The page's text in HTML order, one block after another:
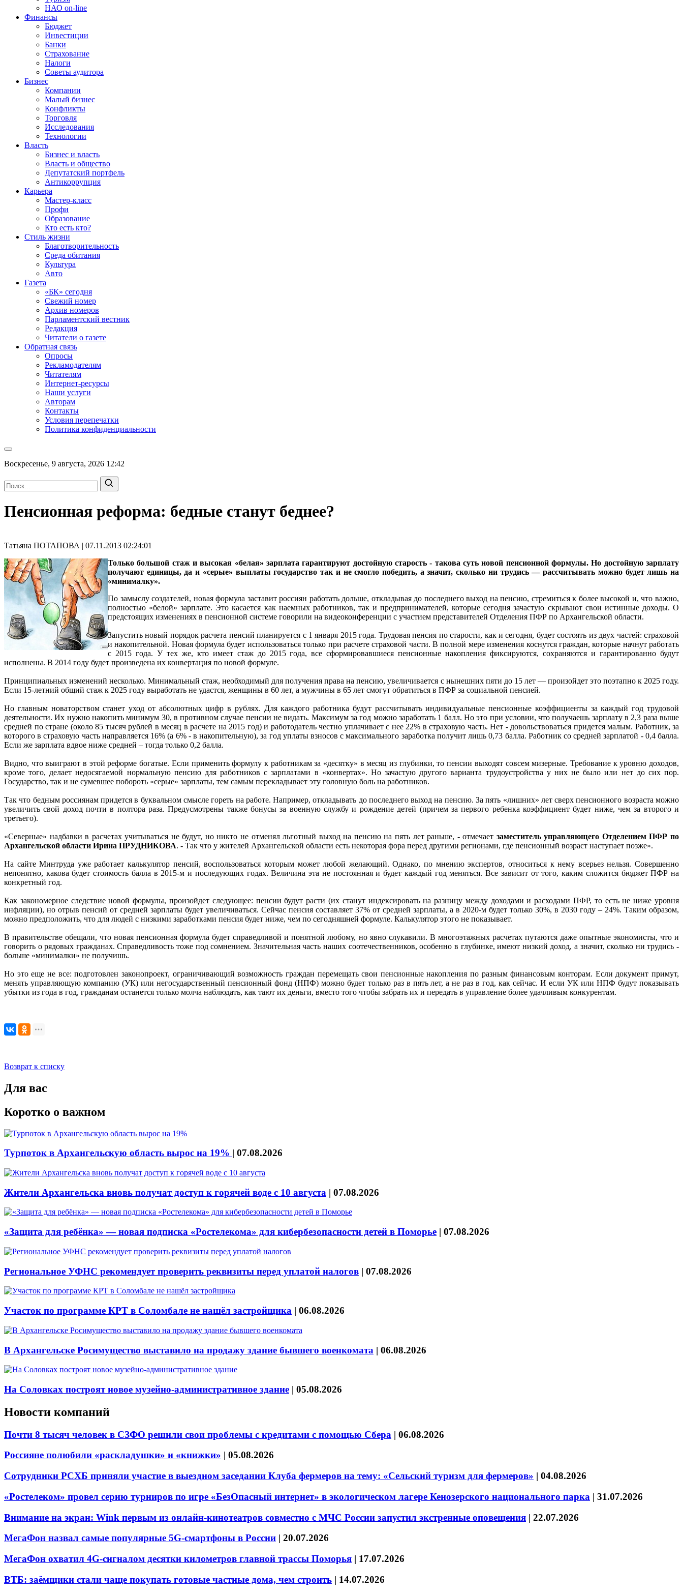
НАО on-line
Финансы
Бюджет
Инвестиции
Банки
Страхование
Налоги
Советы аудитора
Бизнес
Компании
Малый бизнес
Конфликты
Торговля
Исследования
Технологии
Власть
Бизнес и власть
Власть и общество
Депутатский портфель
Антикоррупция
Карьера
Мастер-класс
Профи
Образование
Кто есть кто?
Стиль жизни
Благотворительность
Среда обитания
Культура
Авто
Газета
«БК» сегодня
Свежий номер
Архив номеров
Парламентский вестник
Редакция
Читатели о газете
Обратная связь
Опросы
Рекламодателям
Читателям
Интернет-ресурсы
Наши услуги
Авторам
Контакты
Условия перепечатки
Политика конфиденциальности
Воскресенье, 9 августа, 2026 12:42
Пенсионная реформа: бедные станут беднее?
Татьяна ПОТАПОВА | 07.11.2013 02:24:01
Только большой стаж и высокая «белая» зарплата гарантируют достойную старость - такова суть новой пенсионной формулы. Но достойную зарплату
получают единицы, да и «серые» выплаты государство так и не смогло победить, а значит, сколько ни трудись — рассчитывать можно будет лишь на
«минималку».
По замыслу создателей, новая формула заставит россиян работать дольше, откладывая до последнего выход на пенсию, стремиться к более высокой и, что важно,
полностью «белой» зарплате. Это касается как наемных работников, так и предпринимателей, которые сегодня зачастую скрывают свои истинные доходы. О
предстоящих изменениях в пенсионной системе говорили на видеоконференции с участием представителей Отделения ПФР по Архангельской области.
Запустить новый порядок расчета пенсий планируется с 1 января 2015 года. Трудовая пенсия по старости, как и сегодня, будет состоять из двух частей: страховой
и накопительной. Новая формула будет использоваться только при расчете страховой части. В полной мере изменения коснутся граждан, которые начнут работать
с 2015 года. У тех же, кто имеет стаж до 2015 года, все сформировавшиеся пенсионные накопления фиксируются, сохраняются и гарантированно будут
исполнены. В 2014 году будет произведена их конвертация по новой формуле.
Принципиальных изменений несколько. Минимальный стаж, необходимый для получения права на пенсию, увеличивается с нынешних пяти до 15 лет — произойдет это поэтапно к 2025 году.
Если 15-летний общий стаж к 2025 году выработать не удастся, женщины в 60 лет, а мужчины в 65 лет смогут обратиться в ПФР за социальной пенсией.
Но главным новаторством станет уход от абсолютных цифр в рублях. Для каждого работника будут рассчитывать индивидуальные пенсионные коэффициенты за каждый год трудовой
деятельности. Их нужно накопить минимум 30, в противном случае пенсии не видать. Максимум за год можно заработать 1 балл. Но это при условии, что получаешь зарплату в 2,3 раза выше
средней по стране (около 85 тысяч рублей в месяц в расчете на 2015 год) и работодатель честно уплачивает с нее 22% в страховую часть. Нет - довольствоваться придется малым. Работник, за
которого в страховую часть направляется 16% (а 6% - в накопительную), за год уплаты взносов с максимального заработка получит лишь 0,73 балла. Работник со средней зарплатой - 0,4 балла.
Если же зарплата вдвое ниже средней – тогда только 0,2 балла.
Видно, что выиграют в этой реформе богатые. Если применить формулу к работникам за «десятку» в месяц из глубинки, то пенсии выходят совсем мизерные. Требование к уровню доходов,
кроме того, делает недосягаемой нормальную пенсию для работников с зарплатами в «конвертах». Но зачастую другого варианта трудоустройства у них не было или нет до сих пор.
Государство, так и не сумевшее побороть «серые» зарплаты, тем самым перекладывает эту головную боль на работников.
Так что бедным россиянам придется в буквальном смысле гореть на работе. Например, откладывать до последнего выход на пенсию. За пять «лишних» лет сверх пенсионного возраста можно
увеличить свой доход почти в полтора раза. Предусмотрены также бонусы за военную службу и рождение детей (причем за первого ребенка коэффициент будет ниже, чем за второго и
третьего).
«Северные» надбавки в расчетах учитываться не будут, но никто не отменял льготный выход на пенсию на пять лет раньше, - отмечает заместитель управляющего Отделением ПФР по
Архангельской области Ирина ПРУДНИКОВА. - Так что у жителей Архангельской области есть некоторая фора перед другими регионами, где пенсионный возраст наступает позже».
На сайте Минтруда уже работает калькулятор пенсий, воспользоваться которым может любой желающий. Однако, по мнению экспертов, относиться к нему всерьез нельзя. Совершенно
непонятно, какова будет стоимость балла в 2015-м и последующих годах. Величина эта не постоянная и будет каждый год меняться. Все зависит от того, каким сложится бюджет ПФР на
конкретный год.
Как закономерное следствие новой формулы, произойдет следующее: пенсии будут расти (их станут индексировать на разницу между доходами и расходами ПФР, то есть не ниже уровня
инфляции), но отрыв пенсий от средней зарплаты будет увеличиваться. Сейчас пенсия составляет 37% от средней зарплаты, а в 2020-м будет только 30%, в 2030 году – 24%. Таким образом,
можно предположить, что для людей с низкими заработками пенсия будет ниже, чем по сегодняшней формуле. Калькулятор этого не показывает.
В правительстве обещали, что новая пенсионная формула будет справедливой и понятной любому, но явно слукавили. В многоэтажных расчетах путаются даже опытные экономисты, что и
говорить о рядовых гражданах. Справедливость тоже под сомнением. Значительная часть наших соотечественников, особенно в глубинке, имеют низкий доход, а значит, сколько ни трудись -
больше «минималки» не получишь.
Но это еще не все: подготовлен законопроект, ограничивающий возможность граждан перемещать свои пенсионные накопления по разным финансовым конторам. Если документ примут,
менять управляющую компанию (УК) или негосударственный пенсионный фонд (НПФ) можно будет только раз в пять лет, а не раз в год, как сейчас. И если УК или НПФ будут показывать
убытки из года в год, гражданам останется только молча наблюдать, как тают их деньги, вместо того чтобы забрать их и передать в управление более удачливым конкурентам.
Возврат к списку
Для вас
Коротко о важном
Турпоток в Архангельскую область вырос на 19% | 07.08.2026
Жители Архангельска вновь получат доступ к горячей воде с 10 августа | 07.08.2026
«Защита для ребёнка» — новая подписка «Ростелекома» для кибербезопасности детей в Поморье | 07.08.2026
Региональное УФНС рекомендует проверить реквизиты перед уплатой налогов | 07.08.2026
Участок по программе КРТ в Соломбале не нашёл застройщика | 06.08.2026
В Архангельске Росимущество выставило на продажу здание бывшего военкомата | 06.08.2026
На Соловках построят новое музейно-административное здание | 05.08.2026
Новости компаний
Почти 8 тысяч человек в СЗФО решили свои проблемы с кредитами с помощью Сбера | 06.08.2026
Россияне полюбили «раскладушки» и «книжки» | 05.08.2026
Сотрудники РСХБ приняли участие в выездном заседании Клуба фермеров на тему: «Сельский туризм для фермеров» | 04.08.2026
«Ростелеком» провел серию турниров по игре «БезОпасный интернет» в экологическом лагере Кенозерского национального парка | 31.07.2026
Внимание на экран: Wink первым из онлайн-кинотеатров совместно с МЧС России запустил экстренные оповещения | 22.07.2026
МегаФон назвал самые популярные 5G-смартфоны в России | 20.07.2026
МегаФон охватил 4G-сигналом десятки километров главной трассы Поморья | 17.07.2026
ВТБ: заёмщики стали чаще покупать готовые частные дома, чем строить | 14.07.2026